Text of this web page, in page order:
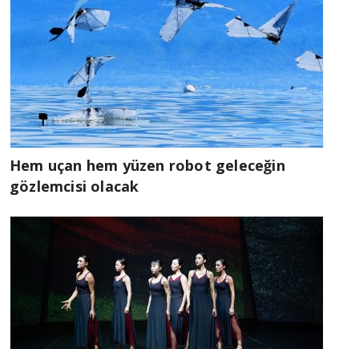
Hem uçan hem yüzen robot geleceğin
gözlemcisi olacak